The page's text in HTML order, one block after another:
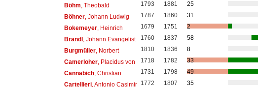
Böhm , Theobald 1793 1881
25
Böhner, Johann Ludwig 1787 1860
31
Bokemeyer, Heinrich 1679 1751
2
Brandl, Johann Evangelist 1760 1837
58
Burgmüller, Norbert 1810 1836
8
Camerloher, Placidus von 1718 1782
33
Cannabich, Christian 1731 1798
49
Cartellieri, Antonio Casimir 1772 1807
35